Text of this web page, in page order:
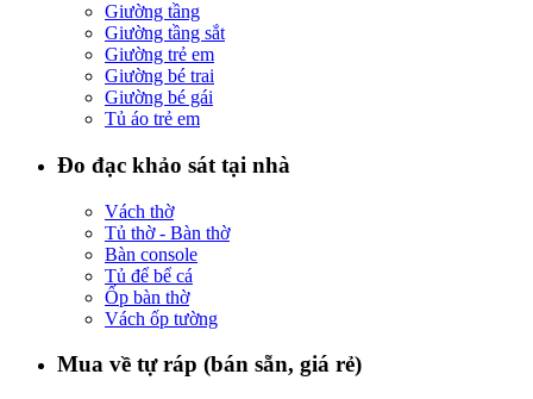
Giường tầng
Giường tầng sắt
Giường trẻ em
Giường bé trai
Giường bé gái
Tủ áo trẻ em
Đo đạc khảo sát tại nhà
Vách thờ
Tủ thờ - Bàn thờ
Bàn console
Tủ để bể cá
Ốp bàn thờ
Vách ốp tường
Mua về tự ráp (bán sẵn, giá rẻ)